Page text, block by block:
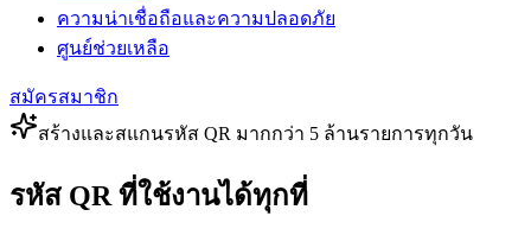
ความน่าเชื่อถือและความปลอดภัย
ศูนย์ช่วยเหลือ
สมัครสมาชิก
สร้างและสแกนรหัส QR มากกว่า 5 ล้านรายการทุกวัน
รหัส QR ที่ใช้งานได้ทุกที่